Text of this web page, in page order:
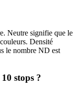
Neutre signifie que le
Densité
le nombre ND est
stops ?